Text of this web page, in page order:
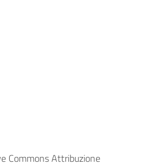
Commons Attribuzione